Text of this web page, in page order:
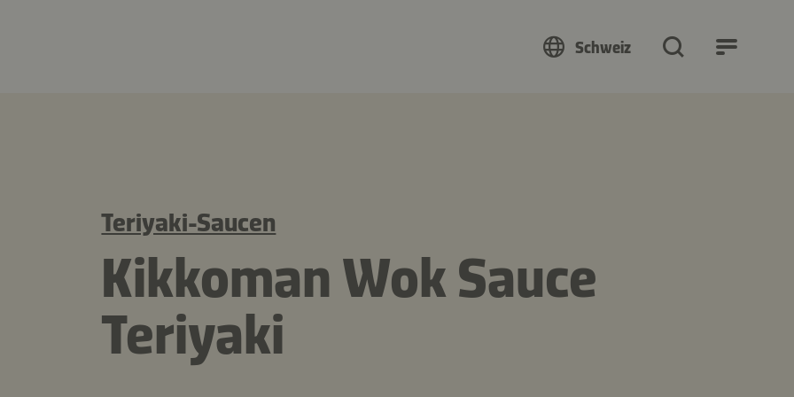
Schweiz
Teriyaki-Saucen
Kikkoman Wok Sauce
Teriyaki